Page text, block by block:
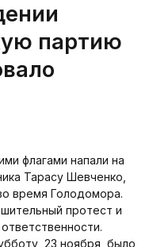
партию
флагами напали на
Тарасу Шевченко,
время Голодомора.
протест и
23 ноября, было